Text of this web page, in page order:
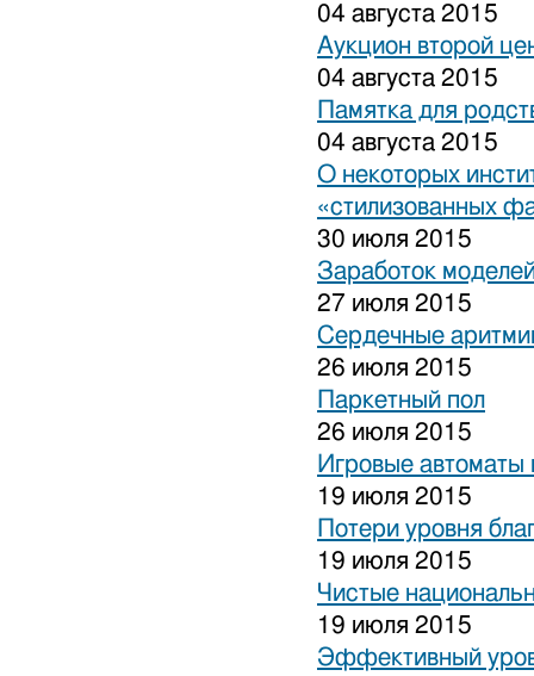
04 августа 2015
Аукцион второй
04 августа 2015
Памятка для
04 августа 2015
О некоторых
«стилизованных
30 июля 2015
Заработок
27 июля 2015
Сердечные
26 июля 2015
Паркетный пол
26 июля 2015
Игровые
19 июля 2015
Потери уровня
19 июля 2015
Чистые
19 июля 2015
Эффективный